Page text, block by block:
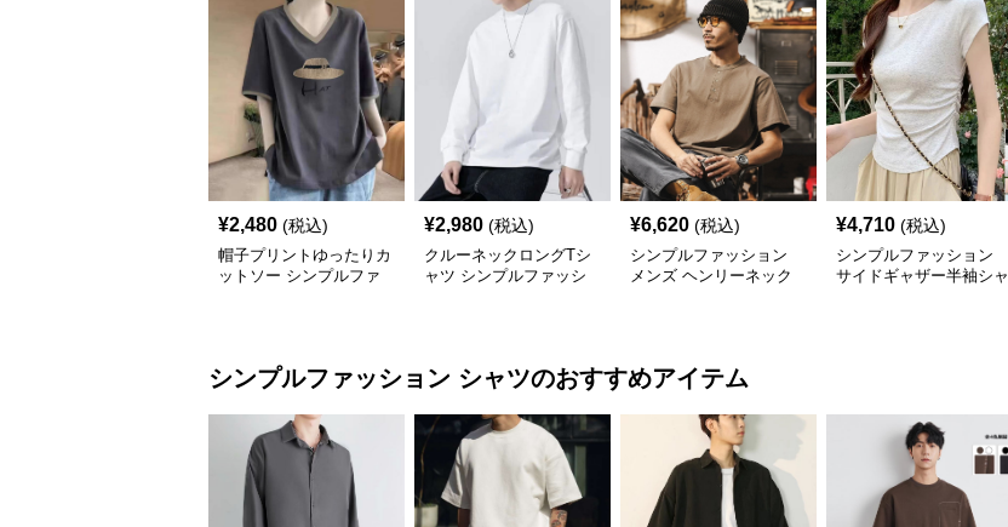
¥2,480 (税込)
帽子プリントゆったりカ
ットソー シンプルファ
¥2,980 (税込)
クルーネックロングTシ
ャツ シンプルファッシ
¥6,620 (税込)
シンプルファッション
メンズ ヘンリーネック
¥4,710 (税込)
シンプルファッション
サイドギャザー半袖シャ
シンプルファッション シャツのおすすめアイテム